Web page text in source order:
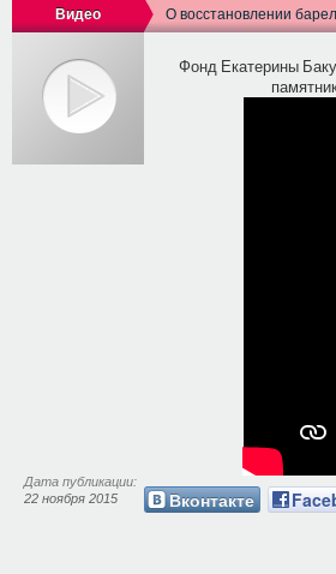
Видео О восстановлении
Фонд Екатерины
Вконтакте
Дата публикации:
22 ноября 2015